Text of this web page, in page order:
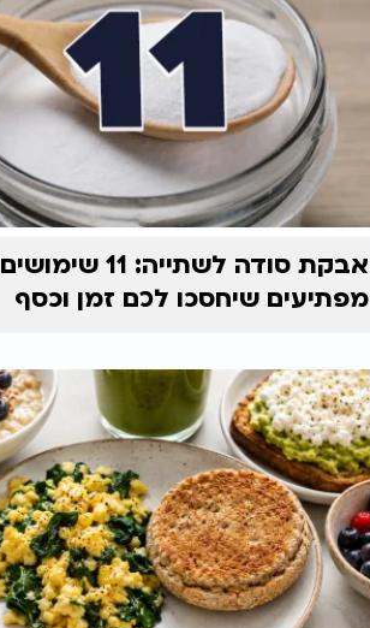
אבקת סודה לשתייה: 11 שימושים
מפתיעים שיחסכו לכם זמן וכסף